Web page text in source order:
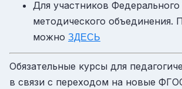
Для участников Федерального
методического объединения.
можно ЗДЕСЬ
Обязательные курсы для
в связи с переходом на новые